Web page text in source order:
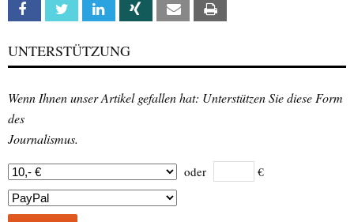
Facebook Twitter Linkedin Xing Email
UNTERSTÜTZUNG
Wenn Ihnen unser Artikel gefallen hat: Unterstützen Sie diese Form
des
Journalismus.
oder €